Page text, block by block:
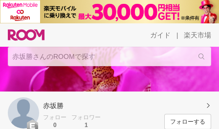
ガイド 楽天市場
赤坂勝
フォロー
0
フォロワー
1
フォローする